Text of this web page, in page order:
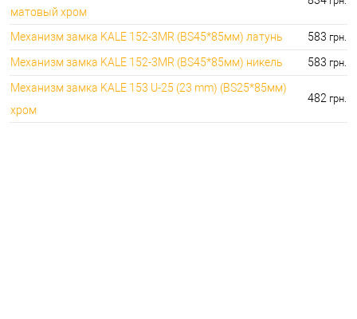
матовый хром
Механизм замка KALE 152-3MR (BS45*85мм) латунь 583 грн.
Механизм замка KALE 152-3MR (BS45*85мм) никель 583 грн.
Механизм замка KALE 153 U-25 (23 mm) (BS25*85мм)
хром
482 грн.